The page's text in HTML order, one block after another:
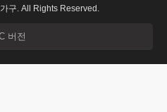
구. All Rights Reserved.
버전